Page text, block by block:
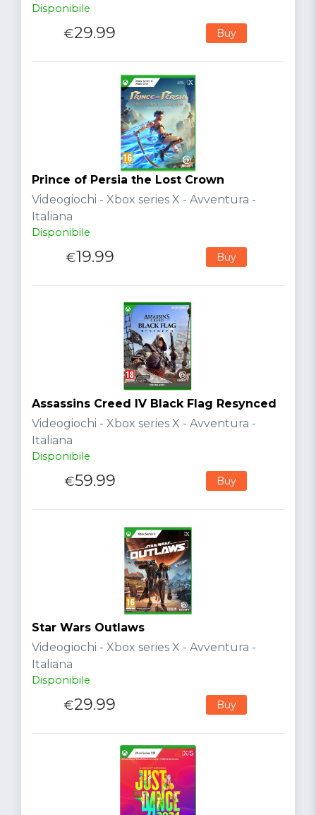
Disponibile
€29.99 Buy
Prince of Persia the Lost Crown
Videogiochi - Xbox series X - Avventura -
Italiana
Disponibile
€19.99 Buy
Assassins Creed IV Black Flag Resynced
Videogiochi - Xbox series X - Avventura -
Italiana
Disponibile
€59.99 Buy
Star Wars Outlaws
Videogiochi - Xbox series X - Avventura -
Italiana
Disponibile
€29.99 Buy